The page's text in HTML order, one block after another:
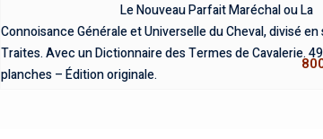
Le Nouveau Parfait Maréchal ou La
Connoisance Générale et Universelle du Cheval, divisé en
Traites. Avec un Dictionnaire des Termes de Cavalerie. 49
planches – Édition originale.